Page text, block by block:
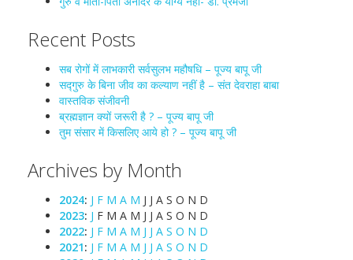
Recent Posts
सब रोगों में लाभकारी सर्वसुलभ महौषधि – पूज्य बापू जी
सद्गुरु के बिना जीव का कल्याण नहीं है – संत देवराहा बाबा
वास्तविक संजीवनी
ब्रह्मज्ञान क्यों जरूरी है ? – पूज्य बापू जी
तुम संसार में किसलिए आये हो ? – पूज्य बापू जी
Archives by Month
2024: J F M A M J J A S O N D
2023: J F M A M J J A S O N D
2022: J F M A M J J A S O N D
2021: J F M A M J J A S O N D